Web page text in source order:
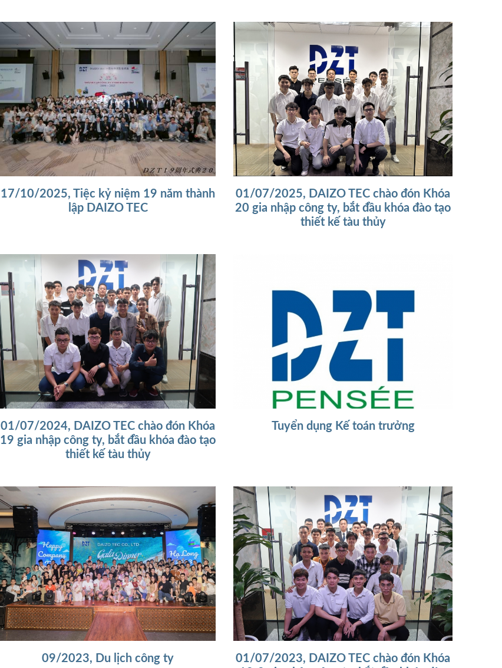
17/10/2025, Tiệc kỷ niệm 19 năm thành
lập DAIZO TEC
01/07/2025, DAIZO TEC chào đón Khóa
20 gia nhập công ty, bắt đầu khóa đào tạo
thiết kế tàu thủy
01/07/2024, DAIZO TEC chào đón Khóa
19 gia nhập công ty, bắt đầu khóa đào tạo
thiết kế tàu thủy
Tuyển dụng Kế toán trưởng
09/2023, Du lịch công ty
01/07/2023, DAIZO TEC chào đón Khóa